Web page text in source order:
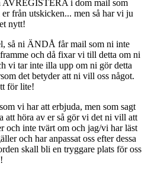
AVREGISTERA i dom mail som
från utskicken... men så har vi ju
nytt!
så ni ÄNDÅ får mail som ni inte
och då fixar vi till detta om ni
vi tar inte illa upp om ni gör detta
det betyder att ni vill oss något.
för lite!
vi har att erbjuda, men som sagt
att höra av er så gör vi det ni vill att
och inte tvärt om och jag/vi har läst
och har anpassat oss efter dessa
skall bli en tryggare plats för oss